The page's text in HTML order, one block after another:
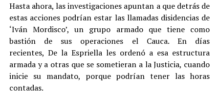
Hasta ahora, las investigaciones apuntan a que detrás de
estas acciones podrían estar las llamadas disidencias de
‘Iván Mordisco’, un grupo armado que tiene como
bastión de sus operaciones el Cauca. En días
recientes, De la Espriella les ordenó a esa estructura
armada y a otras que se sometieran a la Justicia, cuando
inicie su mandato, porque podrían tener las horas
contadas.